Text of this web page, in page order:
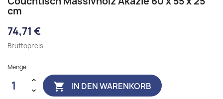
cm
74,71 €
Bruttopreis
Menge
 IN DEN WARENKORB